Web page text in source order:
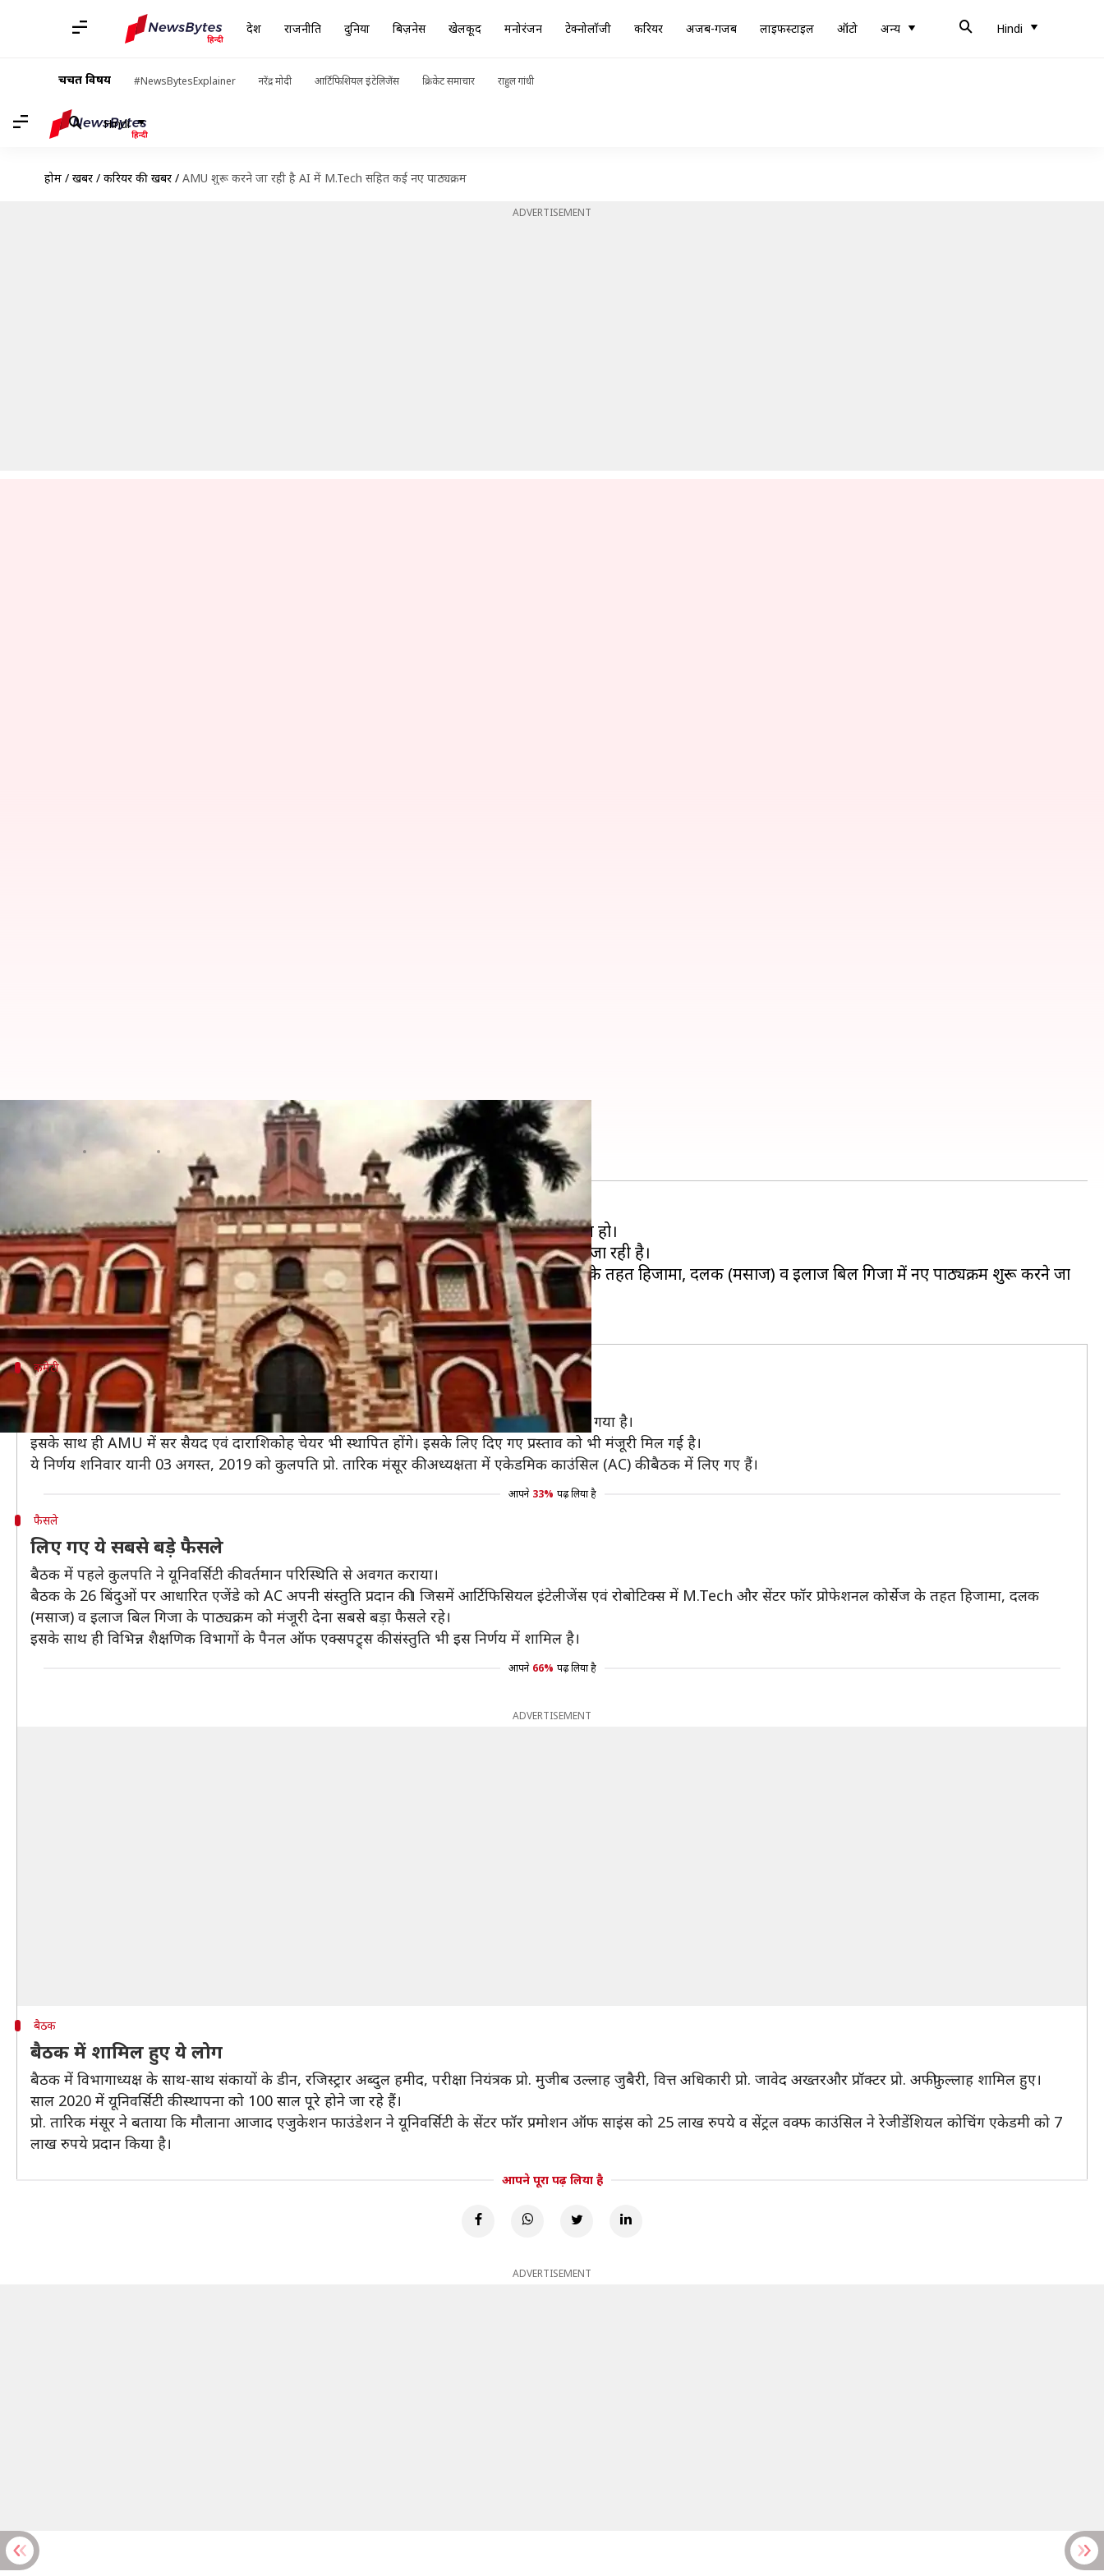
देश राजनीति दुनिया बिज़नेस खेलकूद मनोरंजन टेक्नोलॉजी करियर अजब-गजब लाइफस्टाइल ऑटो अन्य Hindi
चर्चित विषय #NewsBytesExplainer नरेंद्र मोदी आर्टिफिशियल इंटेलिजेंस क्रिकेट समाचार राहुल गांधी
Hindi
होम / खबरें / करियर की खबरें / AMU शुरू करने जा रही है AI में M.Tech सहित कई नए पाठ्यक्रम
ADVERTISEMENT
AMU शुरू करने जा रही है AI में M.Tech सहित कई नए पाठ्यक्रम
Aug 05, 2019 11:02 am
किसी भी छात्र के लिए ये बहुत जरुरी है कि वो ऐसा कोई कोर्स करें, जिसमें उसका एक उज्जल भविष्य हो।
आपकी जानकारी के लिए बता दें कि अलीगढ़ मुस्लिम यूनिवर्सिटी (AMU) कई नए कोर्स शुरू करने जा रही है।
AMU आर्टिफिसियल इंटेलीजेंस (AI) एवं रोबोटिक्स में M.Tech और सेंटर फॉर प्रोफेशनल कोर्सेज के तहत हिजामा, दलक (मसाज) व इलाज बिल गिजा में नए पाठ्यक्रम शुरू करने जा
रही है।
कमेटी
कठित की गई एक महत्तवपूर्ण कमेटी
आपकी जानकारी के लिए बता दें कि इन पाठ्यक्रमों का प्रारुप तय करने के लिए एक कमेटी का गठन किया गया है।
इसके साथ ही AMU में सर सैयद एवं दाराशिकोह चेयर भी स्थापित होंगे। इसके लिए दिए गए प्रस्ताव को भी मंजूरी मिल गई है।
ये निर्णय शनिवार यानी 03 अगस्त, 2019 को कुलपति प्रो. तारिक मंसूर की अध्यक्षता में एकेडमिक काउंसिल (AC) की बैठक में लिए गए हैं।
आपने 33% पढ़ लिया है
फैसले
लिए गए ये सबसे बड़े फैसले
बैठक में पहले कुलपति ने यूनिवर्सिटी की वर्तमान परिस्थिति से अवगत कराया।
बैठक के 26 बिंदुओं पर आधारित एजेंडे को AC अपनी संस्तुति प्रदान की। जिसमें आर्टिफिसियल इंटेलीजेंस एवं रोबोटिक्स में M.Tech और सेंटर फॉर प्रोफेशनल कोर्सेज के तहत हिजामा, दलक
(मसाज) व इलाज बिल गिजा के पाठ्यक्रम को मंजूरी देना सबसे बड़ा फैसले रहे।
इसके साथ ही विभिन्न शैक्षणिक विभागों के पैनल ऑफ एक्सपट्र्स की संस्तुति भी इस निर्णय में शामिल है।
आपने 66% पढ़ लिया है
ADVERTISEMENT
बैठक
बैठक में शामिल हुए ये लोग
बैठक में विभागाध्यक्ष के साथ-साथ संकायों के डीन, रजिस्ट्रार अब्दुल हमीद, परीक्षा नियंत्रक प्रो. मुजीब उल्लाह जुबैरी, वित्त अधिकारी प्रो. जावेद अख्तरऔर प्रॉक्टर प्रो. अफीफुल्लाह शामिल हुए।
साल 2020 में यूनिवर्सिटी की स्थापना को 100 साल पूरे होने जा रहे हैं।
प्रो. तारिक मंसूर ने बताया कि मौलाना आजाद एजुकेशन फाउंडेशन ने यूनिवर्सिटी के सेंटर फॉर प्रमोशन ऑफ साइंस को 25 लाख रुपये व सेंट्रल वक्फ काउंसिल ने रेजीडेंशियल कोचिंग एकेडमी को 7
लाख रुपये प्रदान किया है।
आपने पूरा पढ़ लिया है
ADVERTISEMENT